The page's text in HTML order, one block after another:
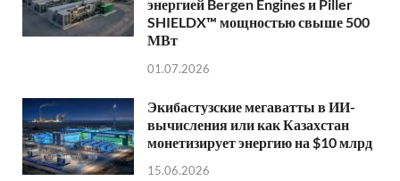
энергией Bergen Engines и Piller
SHIELDX™ мощностью свыше 500
МВт
01.07.2026
Экибастузские мегаватты в ИИ-
вычисления или как Казахстан
монетизирует энергию на $10 млрд
15.06.2026